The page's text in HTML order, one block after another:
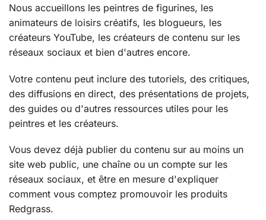
Nous accueillons les peintres de figurines, les
animateurs de loisirs créatifs, les blogueurs, les
créateurs YouTube, les créateurs de contenu sur les
réseaux sociaux et bien d'autres encore.
Votre contenu peut inclure des tutoriels, des critiques,
des diffusions en direct, des présentations de projets,
des guides ou d'autres ressources utiles pour les
peintres et les créateurs.
Vous devez déjà publier du contenu sur au moins un
site web public, une chaîne ou un compte sur les
réseaux sociaux, et être en mesure d'expliquer
comment vous comptez promouvoir les produits
Redgrass.